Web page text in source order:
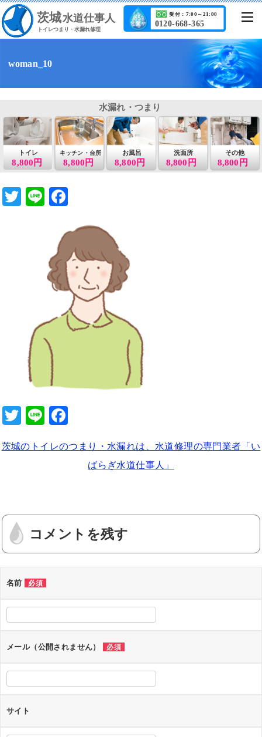
茨城水道仕事人
トイレつまり・水漏れ修理
0120-668-365
受付：7:00～21:00
woman_10
8,800円
トイレ
8,800円
キッチン・台所 お風呂
8,800円
洗面所
8,800円
その他
8,800円
水漏れ・つまり
T
Li
c
e
b
o
o
k
T
tt
Li
e c
o
o
k
茨城のトイレのつまり・水漏れは、水道修理の専門業者「い
ばらぎ水道仕事人」
コメントを残す
名前 必須
メール（公開されません） 必須
サイト